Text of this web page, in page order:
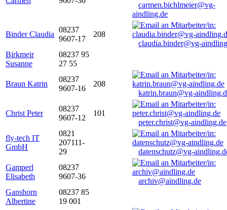
carmen.bichlmeier@vg-
aindling.de
Binder Claudia
08237
9607-17
208
claudia.binder@vg-
Birkmeir
Susanne
08237 95
27 55
Braun Katrin
08237
9607-16
208
katrin.braun@vg-
Christ Peter
08237
9607-12
101
peter.christ@vg-aindling.de
fly-tech IT
GmbH
0821
207111-
29
datenschutz@vg-
Gamperl
Elisabeth
08237
9607-36
archiv@aindling.de
Ganshorn
Albertine
08237 85
19 001